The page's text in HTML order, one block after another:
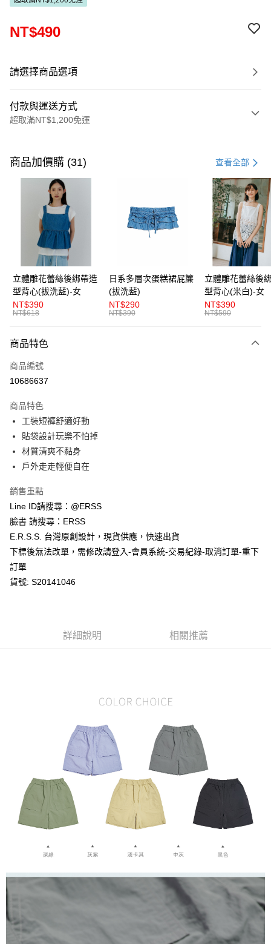
NT$490
請選擇商品選項
付款與運送方式
超取滿NT$1,200免運
信用卡一次付款
超商取貨付款
LINE Pay
Apple Pay
街口支付
悠遊付
AFTEE先享後付
相關說明
便利好安心！
２．便利：只要手機號碼，簡訊認證，即可結帳。
３．安心：先確認商品／服務後，再付款。
【「AFTEE先享後付」結帳流程】
１．於結帳方式選擇「AFTEE先享後付」後，將跳轉至「AFTEE先享後付」
結帳頁面，進行簡訊認證並確認金額後，即可完成結帳。
２．訂單成立數日內，您將收到繳費通知簡訊。
ATM／網路銀行／等多元方式進行付款，方視為交易完成。
※ 請注意：結帳手續完成當下不需立刻繳費，但若您需要取消訂單，請聯絡
後付繳納相關費用。
※ 交易是否成功請以「AFTEE先享後付 」之結帳頁面顯示為準，若有關於
是否繳費成功／繳費後需取消欲退款等相關疑問，請聯繫「AFTEE先享後付
客戶支援中心」https://netprotections.freshdesk.com/support/home
【注意事項】
１．透過由恩沛科技股份有限公司提供之「AFTEE先享後付」服務完成之交
易，需依本服務之必要範圍內提供個人資料，並將交易相關給付款項請求債
２．關於個人資料處理事宜，請瀏覽以下網址：
４．使用「AFTEE先享後付」時，將依據個別帳號之用戶狀況，依本公司即
運送方式
全家取貨付款
付款後全家取貨
每筆NT$80，滿NT$1,200(含以上)免運費
付款後萊爾富取貨
7-11取貨付款
每筆NT$80，滿NT$1,200(含以上)免運費
付款後7-11取貨
每筆NT$80，滿NT$1,200(含以上)免運費
商品加價購 (31) 查看全部
立體雕花蕾絲後綁帶造
型背心(拔洗藍)-女
NT$390
NT$618
日系多層次蛋糕裙屁簾
(拔洗藍)
NT$290
NT$390
立體雕花蕾絲後
型背心(米白)-女
NT$390
NT$590
商品特色
商品編號
10686637
商品特色
工裝短褲舒適好動
貼袋設計玩樂不怕掉
材質清爽不黏身
戶外走走輕便自在
銷售重點
Line ID請搜尋：@ERSS
臉書 請搜尋：ERSS
E.R.S.S. 台灣原創設計，現貨供應，快速出貨
下標後無法改單，需修改請登入-會員系統-交易紀錄-取消訂單-重下
訂單
貨號: S20141046
詳細說明 相關推薦